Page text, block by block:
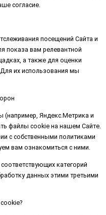
согласие.
посещений Сайта и
показа вам релевантной
а также для оценки
их использования мы
(например, Яндекс.Метрика и
файлы cookie на нашем Сайте.
с собственными политиками
вам ознакомиться с ними.
категорий
данных этими третьими